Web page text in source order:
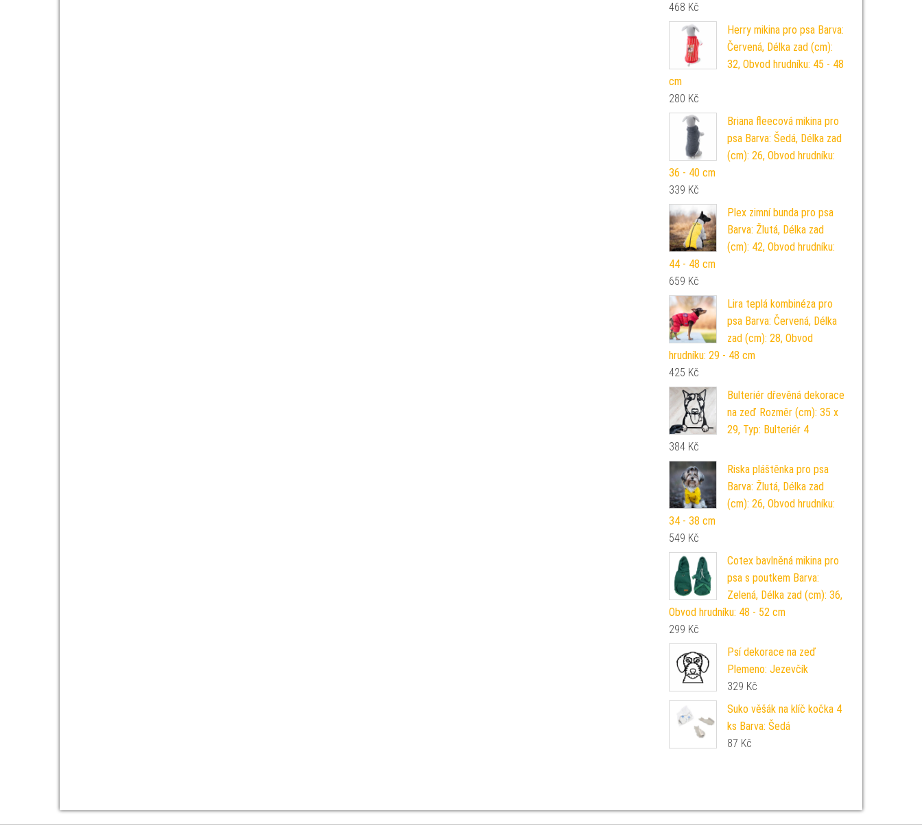
468 Kč
Herry mikina pro psa Barva:
Červená, Délka zad (cm):
32, Obvod hrudníku: 45 - 48
cm
280 Kč
Briana fleecová mikina pro
psa Barva: Šedá, Délka zad
(cm): 26, Obvod hrudníku:
36 - 40 cm
339 Kč
Plex zimní bunda pro psa
Barva: Žlutá, Délka zad
(cm): 42, Obvod hrudníku:
44 - 48 cm
659 Kč
Lira teplá kombinéza pro
psa Barva: Červená, Délka
zad (cm): 28, Obvod
hrudníku: 29 - 48 cm
425 Kč
Bulteriér dřevěná dekorace
na zeď Rozměr (cm): 35 x
29, Typ: Bulteriér 4
384 Kč
Riska pláštěnka pro psa
Barva: Žlutá, Délka zad
(cm): 26, Obvod hrudníku:
34 - 38 cm
549 Kč
Cotex bavlněná mikina pro
psa s poutkem Barva:
Zelená, Délka zad (cm): 36,
Obvod hrudníku: 48 - 52 cm
299 Kč
Psí dekorace na zeď
Plemeno: Jezevčík
329 Kč
Suko věšák na klíč kočka 4
ks Barva: Šedá
87 Kč